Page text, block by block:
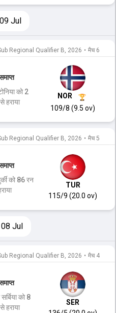
Jul
Regional Qualifier B, 2026 • मैच 6
को 2
हराया
NOR
109/8 (9.5 ov)
Regional Qualifier B, 2026 • मैच 5
को 86 रन
TUR
115/9 (20.0 ov)
Jul
Regional Qualifier B, 2026 • मैच 4
सर्बिया को 8
हराया
SER